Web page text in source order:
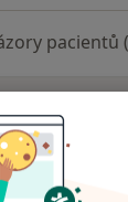
pacientů